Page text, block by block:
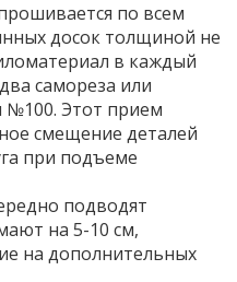
по всем
досок толщиной не
в каждый
самореза или
№100. Этот прием
смещение деталей
при подъеме
подводят
на 5-10 см,
на дополнительных